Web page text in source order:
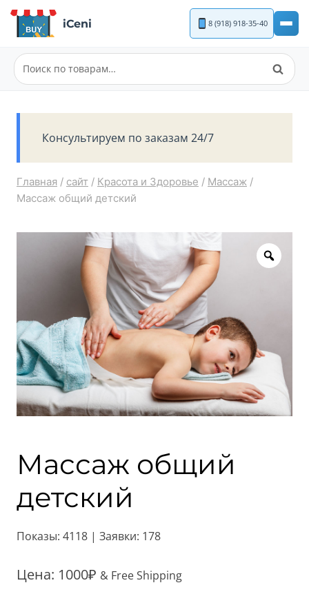
Перейти
содержимому
iCeni 8 (918) 918-35-40
Искать:
Поиск
Консультируем по заказам 24/7
Главная / сайт / Красота и Здоровье / Массаж /
Массаж общий детский
Zoom
Массаж общий
детский
Показы: 4118 | Заявки: 178
Цена: 1000₽ & Free Shipping